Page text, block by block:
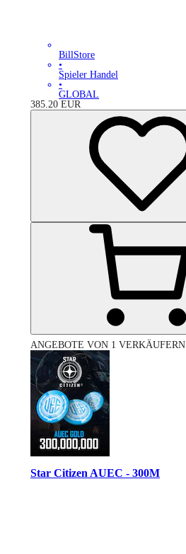
BillStore
•
Spieler Handel
•
GLOBAL
385.20 EUR
ANGEBOTE VON 1 VERKÄUFERN
Star Citizen AUEC - 300M